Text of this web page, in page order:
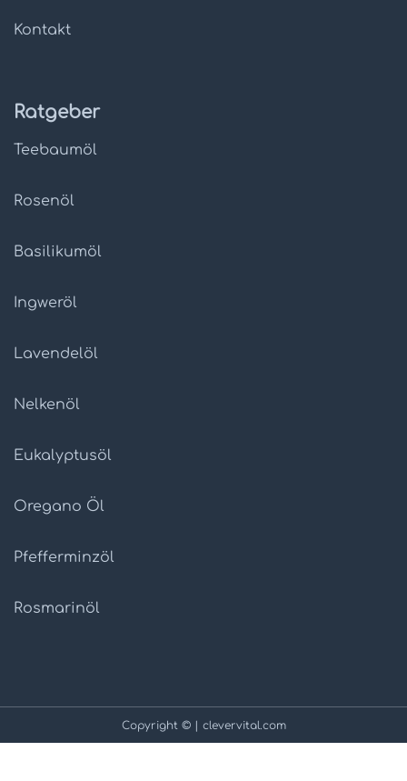
Kontakt
Ratgeber
Teebaumöl
Rosenöl
Basilikumöl
Ingweröl
Lavendelöl
Nelkenöl
Eukalyptusöl
Oregano Öl
Pfefferminzöl
Rosmarinöl
Copyright © | clevervital.com